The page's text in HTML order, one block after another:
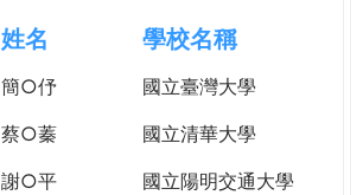
姓名 學校名稱
簡○伃
國立臺灣大學
蔡○蓁
國立清華大學
謝○平
國立陽明交通大學